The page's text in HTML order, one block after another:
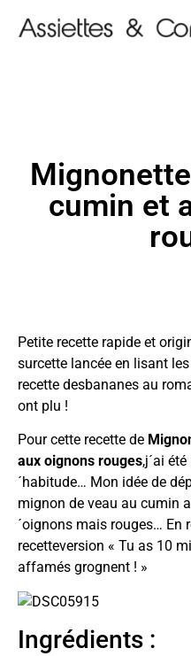
cumin et
Petite recette rapide et
surcette lancée en lisant
recette desbananes au
ont plu !
Pour cette recette de
aux oignons rouges,j´ai
´habitude… Mon idée de
mignon de veau au cumin
´oignons mais rouges… En
recetteversion « Tu as 10
affamés grognent ! »
Ingrédients :